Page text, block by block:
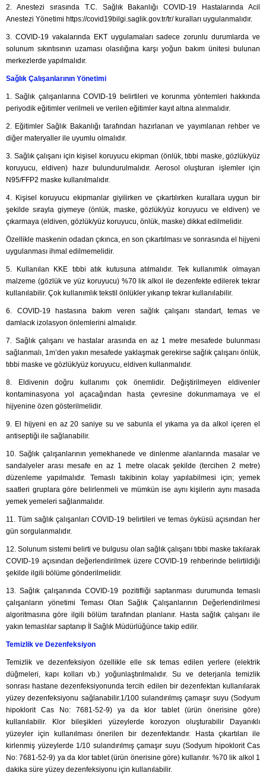
2. Anestezi sırasında T.C. Sağlık Bakanlığı COVID-19 Hastalarında Acil
Anestezi Yönetimi https://covid19bilgi.saglik.gov.tr/tr/ kuralları uygulanmalıdır.
3. COVID-19 vakalarında EKT uygulamaları sadece zorunlu durumlarda ve
solunum sıkıntısının uzaması olasılığına karşı yoğun bakım ünitesi bulunan
merkezlerde yapılmalıdır.
Sağlık Çalışanlarının Yönetimi
1. Sağlık çalışanlarına COVID-19 belirtileri ve korunma yöntemleri hakkında
periyodik eğitimler verilmeli ve verilen eğitimler kayıt altına alınmalıdır.
2. Eğitimler Sağlık Bakanlığı tarafından hazırlanan ve yayımlanan rehber ve
diğer materyaller ile uyumlu olmalıdır.
3. Sağlık çalışanı için kişisel koruyucu ekipman (önlük, tıbbi maske, gözlük/yüz
koruyucu, eldiven) hazır bulundurulmalıdır. Aerosol oluşturan işlemler için
N95/FFP2 maske kullanılmalıdır.
4. Kişisel koruyucu ekipmanlar giyilirken ve çıkartılırken kurallara uygun bir
şekilde sırayla giymeye (önlük, maske, gözlük/yüz koruyucu ve eldiven) ve
çıkarmaya (eldiven, gözlük/yüz koruyucu, önlük, maske) dikkat edilmelidir.
Özellikle maskenin odadan çıkınca, en son çıkartılması ve sonrasında el hijyeni
uygulanması ihmal edilmemelidir.
5. Kullanılan KKE tıbbi atık kutusuna atılmalıdır. Tek kullanımlık olmayan
malzeme (gözlük ve yüz koruyucu) %70 lik alkol ile dezenfekte edilerek tekrar
kullanılabilir. Çok kullanımlık tekstil önlükler yıkanıp tekrar kullanılabilir.
6. COVID-19 hastasına bakım veren sağlık çalışanı standart, temas ve
damlacık izolasyon önlemlerini almalıdır.
7. Sağlık çalışanı ve hastalar arasında en az 1 metre mesafede bulunması
sağlanmalı, 1m’den yakın mesafede yaklaşmak gerekirse sağlık çalışanı önlük,
tıbbi maske ve gözlük/yüz koruyucu, eldiven kullanmalıdır.
8. Eldivenin doğru kullanımı çok önemlidir. Değiştirilmeyen eldivenler
kontaminasyona yol açacağından hasta çevresine dokunmamaya ve el
hijyenine özen gösterilmelidir.
9. El hijyeni en az 20 saniye su ve sabunla el yıkama ya da alkol içeren el
antiseptiği ile sağlanabilir.
10. Sağlık çalışanlarının yemekhanede ve dinlenme alanlarında masalar ve
sandalyeler arası mesafe en az 1 metre olacak şekilde (tercihen 2 metre)
düzenleme yapılmalıdır. Temaslı takibinin kolay yapılabilmesi için; yemek
saatleri gruplara göre belirlenmeli ve mümkün ise aynı kişilerin aynı masada
yemek yemeleri sağlanmalıdır.
11. Tüm sağlık çalışanları COVID-19 belirtileri ve temas öyküsü açısından her
gün sorgulanmalıdır.
12. Solunum sistemi belirti ve bulgusu olan sağlık çalışanı tıbbi maske takılarak
COVID-19 açısından değerlendirilmek üzere COVID-19 rehberinde belirtildiği
şekilde ilgili bölüme gönderilmelidir.
13. Sağlık çalışanında COVID-19 pozitifliği saptanması durumunda temaslı
çalışanların yönetimi Teması Olan Sağlık Çalışanlarının Değerlendirilmesi
algoritmasına göre ilgili bölüm tarafından planlanır. Hasta sağlık çalışanı ile
yakın temaslılar saptanıp İl Sağlık Müdürlüğünce takip edilir.
Temizlik ve Dezenfeksiyon
Temizlik ve dezenfeksiyon özellikle elle sık temas edilen yerlere (elektrik
düğmeleri, kapı kolları vb.) yoğunlaştırılmalıdır. Su ve deterjanla temizlik
sonrası hastane dezenfeksiyonunda tercih edilen bir dezenfektan kullanılarak
yüzey dezenfeksiyonu sağlanabilir.1/100 sulandırılmış çamaşır suyu (Sodyum
hipoklorit Cas No: 7681-52-9) ya da klor tablet (ürün önerisine göre)
kullanılabilir. Klor bileşikleri yüzeylerde korozyon oluşturabilir Dayanıklı
yüzeyler için kullanılması önerilen bir dezenfektandır. Hasta çıkartıları ile
kirlenmiş yüzeylerde 1/10 sulandırılmış çamaşır suyu (Sodyum hipoklorit Cas
No: 7681-52-9) ya da klor tablet (ürün önerisine göre) kullanılır. %70 lik alkol 1
dakika süre yüzey dezenfeksiyonu için kullanılabilir.